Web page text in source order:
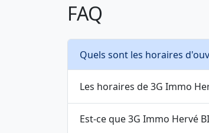
FAQ
Les horaires de 3G Immo